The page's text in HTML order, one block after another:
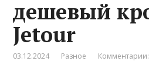
дешевый
Jetour
03.12.2024 Разное